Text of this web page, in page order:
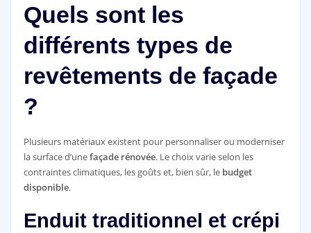
Quels sont les
différents types de
revêtements de façade
?
Plusieurs matériaux existent pour personnaliser ou moderniser
la surface d’unefaçade rénovée. Le choix varie selon les
contraintes climatiques, les goûts et, bien sûr, le budget
disponible.
Enduit traditionnel et crépi